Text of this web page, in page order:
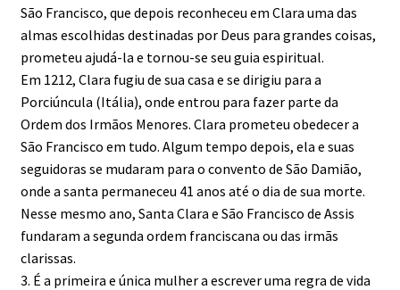
São Francisco, que depois reconheceu em Clara uma das
almas escolhidas destinadas por Deus para grandes coisas,
prometeu ajudá-la e tornou-se seu guia espiritual.
Em 1212, Clara fugiu de sua casa e se dirigiu para a
Porciúncula (Itália), onde entrou para fazer parte da
Ordem dos Irmãos Menores. Clara prometeu obedecer a
São Francisco em tudo. Algum tempo depois, ela e suas
seguidoras se mudaram para o convento de São Damião,
onde a santa permaneceu 41 anos até o dia de sua morte.
Nesse mesmo ano, Santa Clara e São Francisco de Assis
fundaram a segunda ordem franciscana ou das irmãs
clarissas.
3. É a primeira e única mulher a escrever uma regra de vida